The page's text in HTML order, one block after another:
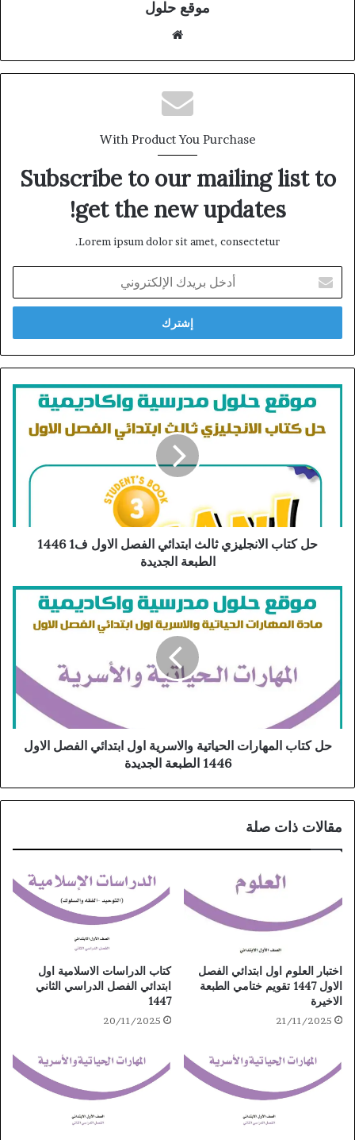
موقع حلول
With Product You Purchase
Subscribe to our mailing list to
get the new updates!
Lorem ipsum dolor sit amet, consectetur.
بريدك
الإلكتروني
حل كتاب الانجليزي ثالث ابتدائي الفصل الاول ف1 1446
الطبعة الجديدة
حل كتاب المهارات الحياتية والاسرية اول ابتدائي الفصل الاول
1446 الطبعة الجديدة
مقالات ذات صلة
اختبار العلوم اول ابتدائي الفصل
الاول 1447 تقويم ختامي الطبعة
الاخيرة
21/11/2025
كتاب الدراسات الاسلامية اول
ابتدائي الفصل الدراسي الثاني
1447
20/11/2025